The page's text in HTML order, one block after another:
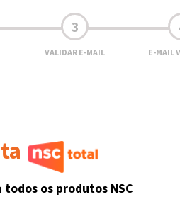
3
VALIDAR E-MAIL E-MAIL
os produtos NSC